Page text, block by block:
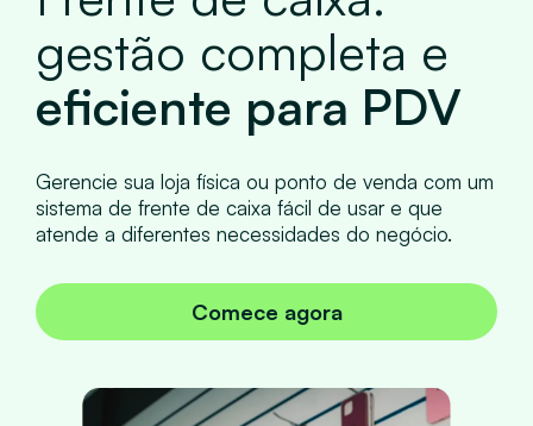
gestão completa e
eficiente para PDV
Gerencie sua loja física ou ponto de venda com um
sistema de frente de caixa fácil de usar e que
atende a diferentes necessidades do negócio.
Comece agora